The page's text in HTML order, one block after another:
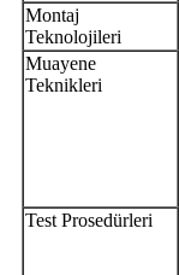
Montaj
Teknolojileri
Muayene
Teknikleri
Test Prosedürleri